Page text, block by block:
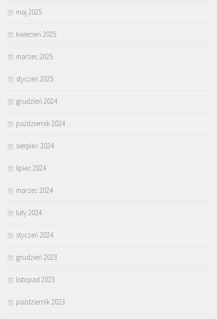
maj 2025
kwiecień 2025
marzec 2025
styczeń 2025
grudzień 2024
październik 2024
sierpień 2024
lipiec 2024
marzec 2024
luty 2024
styczeń 2024
grudzień 2023
listopad 2023
październik 2023